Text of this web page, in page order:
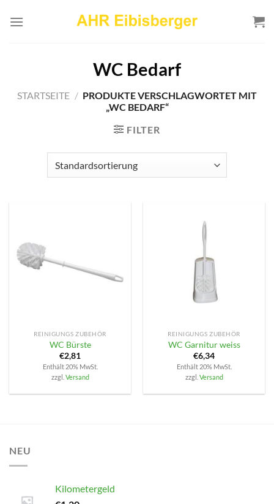
Inhalt
WC Bedarf
STARTSEITE / PRODUKTE VERSCHLAGWORTET MIT
„WC BEDARF“
FILTER
REINIGUNGS ZUBEHÖR
WC Bürste
€2,81
Enthält 20% MwSt.
zzgl. Versand
REINIGUNGS ZUBEHÖR
WC Garnitur weiss
€6,34
Enthält 20% MwSt.
zzgl. Versand
NEU
Kilometergeld